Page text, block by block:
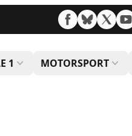
1 MOTORSPORT